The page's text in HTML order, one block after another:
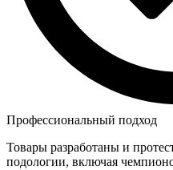
Профессиональный подход
Товары разработаны и
подологии, включая